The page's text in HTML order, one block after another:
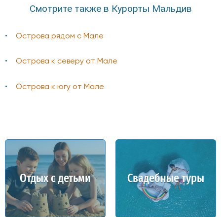
Смотрите также в Курорты Мальдив
Острова рядом с Мале
Острова к северу от Мале
Острова к югу от Мале
Отдых с детьми Свадебные туры